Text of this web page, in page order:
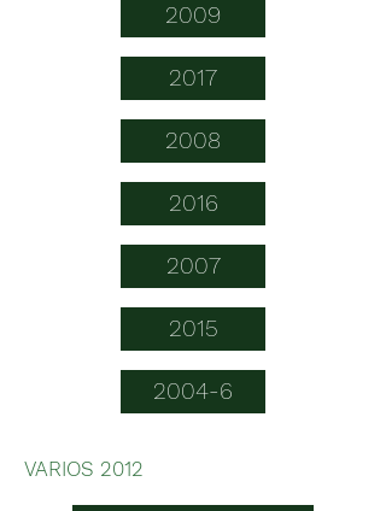
2009
2017
2008
2016
2007
2015
2004-6
VARIOS 2012